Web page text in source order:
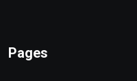
Pages